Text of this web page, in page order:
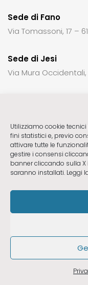
Utilizziamo cookie
fini statistici e, previo
attivare tutte le
gestire i consensi
banner cliccando sulla
saranno installati. Leggi
Sede di Fano
Via Tomassoni, 17 –
Sede di Jesi
Via Mura
Sede di Fabriano
Sede di Pesaro
Sede di Fano
Privacy & Cookie